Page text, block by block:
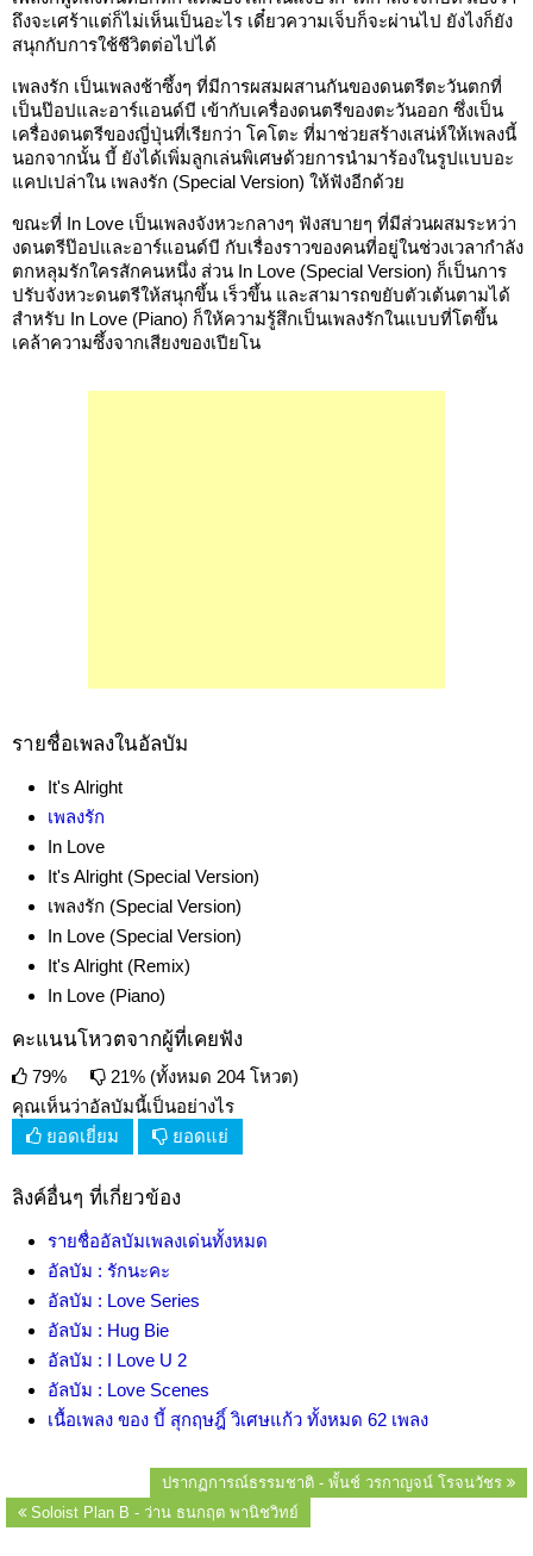
ถึงจะเศร้าแต่ก็ไม่เห็นเป็นอะไร เดี๋ยวความเจ็บก็จะผ่านไป ยังไงก็ยัง
สนุกกับการใช้ชีวิตต่อไปได้
เพลงรัก เป็นเพลงช้าซึ้งๆ ที่มีการผสมผสานกันของดนตรีตะวันตกที่
เป็นป๊อปและอาร์แอนด์บี เข้ากับเครื่องดนตรีของตะวันออก ซึ่งเป็น
เครื่องดนตรีของญี่ปุ่นที่เรียกว่า โคโตะ ที่มาช่วยสร้างเสน่ห์ให้เพลงนี้
นอกจากนั้น บี้ ยังได้เพิ่มลูกเล่นพิเศษด้วยการนำมาร้องในรูปแบบอะ
แคปเปล่าใน เพลงรัก (Special Version) ให้ฟังอีกด้วย
ขณะที่ In Love เป็นเพลงจังหวะกลางๆ ฟังสบายๆ ที่มีส่วนผสมระหว่า
งดนตรีป๊อปและอาร์แอนด์บี กับเรื่องราวของคนที่อยู่ในช่วงเวลากำลัง
ตกหลุมรักใครสักคนหนึ่ง ส่วน In Love (Special Version) ก็เป็นการ
ปรับจังหวะดนตรีให้สนุกขึ้น เร็วขึ้น และสามารถขยับตัวเต้นตามได้
สำหรับ In Love (Piano) ก็ให้ความรู้สึกเป็นเพลงรักในแบบที่โตขึ้น
เคล้าความซึ้งจากเสียงของเปียโน
รายชื่อเพลงในอัลบัม
It's Alright
เพลงรัก
In Love
It's Alright (Special Version)
เพลงรัก (Special Version)
In Love (Special Version)
It's Alright (Remix)
In Love (Piano)
คะแนนโหวตจากผู้ที่เคยฟัง
79%
21% (ทั้งหมด 204 โหวต)
คุณเห็นว่าอัลบัมนี้เป็นอย่างไร
ยอดเยี่ยม
ยอดแย่
ลิงค์อื่นๆ ที่เกี่ยวข้อง
รายชื่ออัลบัมเพลงเด่นทั้งหมด
อัลบัม : รักนะคะ
อัลบัม : Love Series
อัลบัม : Hug Bie
อัลบัม : I Love U 2
อัลบัม : Love Scenes
เนื้อเพลง ของ บี้ สุกฤษฎิ์ วิเศษแก้ว ทั้งหมด 62 เพลง
ปรากฏการณ์ธรรมชาติ - พั้นช์ วรกาญจน์ โรจนวัชร
Soloist Plan B - ว่าน ธนกฤต พานิชวิทย์